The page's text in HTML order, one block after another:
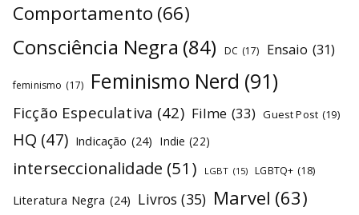
Comportamento (66)
Consciência Negra (84) DC (17) Ensaio (31)
feminismo (17) Feminismo Nerd (91)
Ficção Especulativa (42) Filme (33) Guest Post (19)
HQ (47) Indicação (24) Indie (22)
interseccionalidade (51) LGBT (15) LGBTQ+ (18)
Literatura Negra (24) Livros (35) Marvel (63)